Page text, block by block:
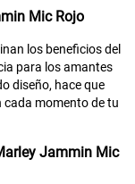
Mic Rojo
los beneficios del
para los amantes
diseño, hace que
cada momento de tu
Jammin Mic